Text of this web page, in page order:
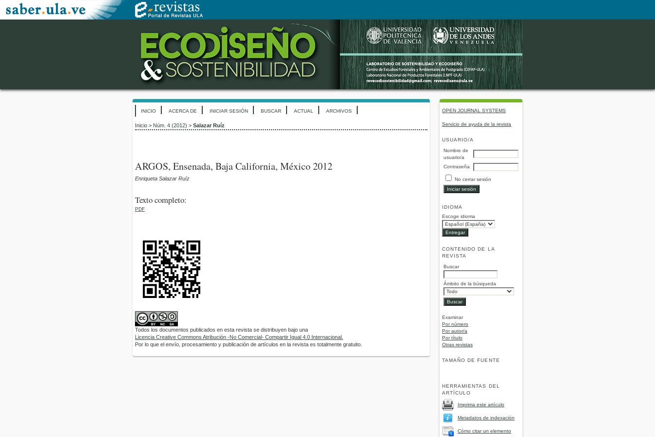
OPEN JOURNAL SYSTEMS
Servicio de ayuda de la revista
USUARIO/A
Nombre de
usuario/a
Contraseña
No cerrar sesión
IDIOMA
Escoge idioma
CONTENIDO DE LA
REVISTA
Buscar
Ámbito de la búsqueda
Examinar
Por número
Por autor/a
Por título
Otras revistas
TAMAÑO DE FUENTE
HERRAMIENTAS DEL
ARTÍCULO
Imprima este artículo
Metadatos de indexación
Cómo citar un elemento
INICIO ACERCA DE INICIAR SESIÓN BUSCAR ACTUAL ARCHIVOS
Inicio > Núm. 4 (2012) > Salazar Ruíz
ARGOS, Ensenada, Baja California, México 2012
Enriqueta Salazar Ruíz
Texto completo:
PDF
Todos los documentos publicados en esta revista se distribuyen bajo una
Licencia Creative Commons Atribución -No Comercial- Compartir Igual 4.0 Internacional.
Por lo que el envío, procesamiento y publicación de artículos en la revista es totalmente gratuito.